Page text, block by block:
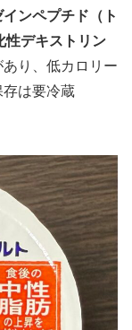
インペプチド（ト
性デキストリン
り、低カロリー
は要冷蔵